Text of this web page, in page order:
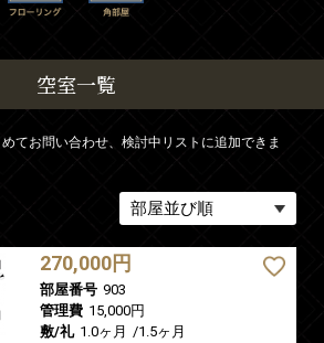
空室一覧
てお問い合わせ、検討中リストに追加できま
270,000円
部屋番号 903
管理費 15,000円
敷/礼 1.0ヶ月 /1.5ヶ月